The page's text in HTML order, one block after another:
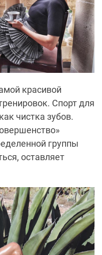
красивой
Спорт для
чистка зубов.
группы
оставляет